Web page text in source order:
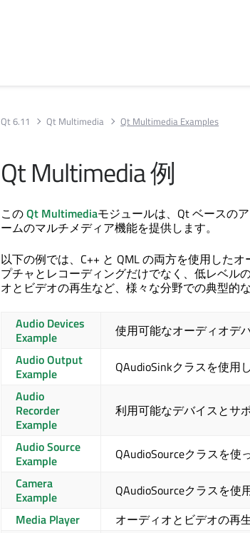
Qt 6.11 Qt Multimedia Qt Multimedia Examples
Qt Multimedia例
このQt Multimediaモジュールは、Qt ベースの
ームのマルチメディア機能を提供します。
以下の例では、C++ と QML の両方を使用した
プチャとレコーディングだけでなく、低レベル
オとビデオの再生など、様々な分野での典型的
Audio Devices
Example
使用可能なオーディオデ
Audio Output
Example
QAudioSinkクラスを使用
Audio
Recorder
Example
利用可能なデバイスとサ
Audio Source
Example
QAudioSourceクラスを使
Camera
Example
QAudioSourceクラスを使
Media Player
オーディオとビデオの再